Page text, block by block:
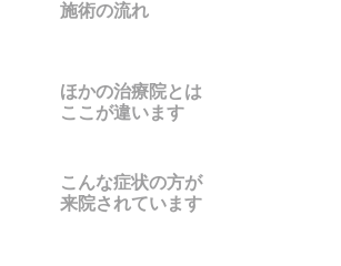
施術の流れ
ほかの治療院とは
ここが違います
こんな症状の方が
来院されています